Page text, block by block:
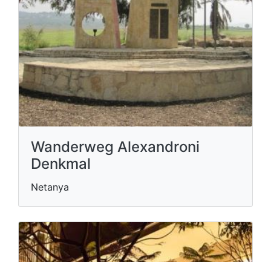
Wanderweg Alexandroni
Denkmal
Netanya